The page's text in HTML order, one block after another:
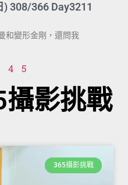
308/366 Day3211
和變形金剛，還問我
4 5
影挑戰
365攝影挑戰